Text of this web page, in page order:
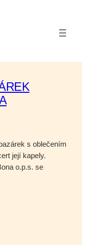
s oblečením
její kapely.
o.p.s. se